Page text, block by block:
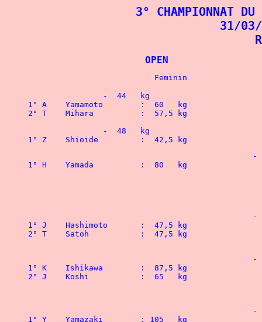
3° CHAMPIONNAT DU
31/
		-  44   kg
2° T	Mihara		:  57,5 kg
  		-  48   kg